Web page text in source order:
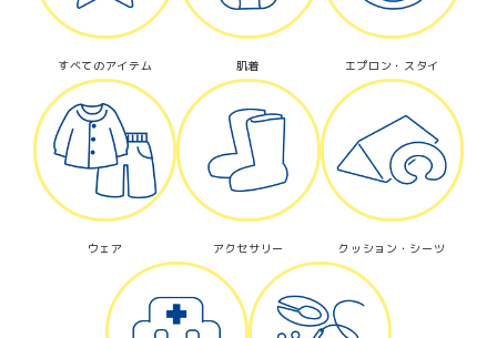
すべてのアイテム 肌着 エプロン・スタイ
ウェア アクセサリー クッション・シーツ